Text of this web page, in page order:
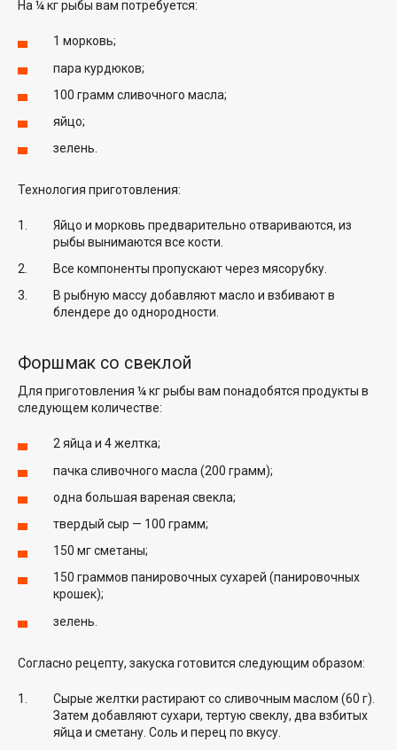
На ¼ кг рыбы вам потребуется:
1 морковь;
пара курдюков;
100 грамм сливочного масла;
яйцо;
зелень.
Технология приготовления:
Яйцо и морковь предварительно отвариваются, из
рыбы вынимаются все кости.
Все компоненты пропускают через мясорубку.
В рыбную массу добавляют масло и взбивают в
блендере до однородности.
Форшмак со свеклой
Для приготовления ¼ кг рыбы вам понадобятся продукты в
следующем количестве:
2 яйца и 4 желтка;
пачка сливочного масла (200 грамм);
одна большая вареная свекла;
твердый сыр — 100 грамм;
150 мг сметаны;
150 граммов панировочных сухарей (панировочных
крошек);
зелень.
Согласно рецепту, закуска готовится следующим образом:
Сырые желтки растирают со сливочным маслом (60 г).
Затем добавляют сухари, тертую свеклу, два взбитых
яйца и сметану. Соль и перец по вкусу.